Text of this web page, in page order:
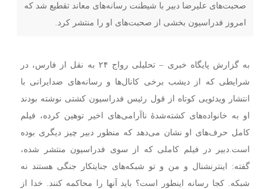
صحبت‌های علیرضا دبیر با شیطنت رسانه‌های معاند تقطیع شد که
امروز فدراسیون بخشی از صحبت‌های او را منتشر کرد.
به گزارش پایگاه خبری – تحلیلی رواج ۲۴ به نقل از
فارس، در
شرایطی که از دیشب برخی کانال‌ها و رسانه‌های ضدایرانی با
انتشار ویدئویی کوتاه از قول رئیس فدراسیون کشتی نوشته بودند
او به خانواده‌های کشته‌شدۀ ناآرامی‌های اخیر توهین کرده، فیلم
کامل حرف‌های او نشان می‌دهد که منظور دبیر چیز دیگری بوده
است.دبیر در فیلم کاملی که از سوی فدراسیون منتشر شده،
گفته: اینترنشنال و من و تو شبکه‌های جنایتکار جنگی هستند نه
شبکه. کجا رسانه اینطور است؟ باید آنها را محاکمه کنند. خدا از